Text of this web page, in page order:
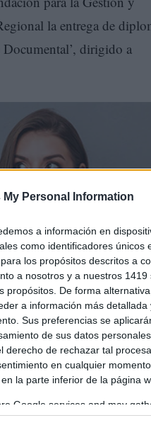
My Personal Information
a información en
como identificadores únicos
los propósitos descritos a
a nosotros y a nuestros 1419
propósitos. De forma
a información más detallada
Sus preferencias se
de sus datos
de rechazar tal
en cualquier
la parte inferior de la página
Google services and may
usage behaviour. You may
la entrega de
dirigido a
de varios meses
persigue impulsar la
la cooperación para el